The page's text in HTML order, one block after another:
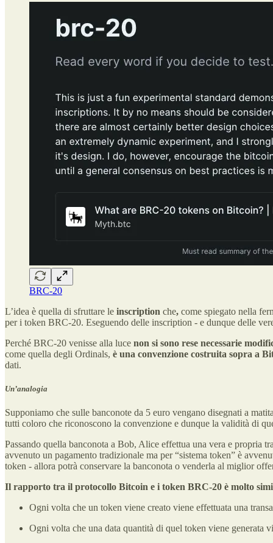
BRC-20
L’idea è quella di sfruttare le inscription che, come spiegato nella
per i token BRC-20. Eseguendo delle inscription - e dunque delle
Perché BRC-20 venisse alla luce non si sono rese necessarie
come quella degli Ordinals, è una convenzione costruita sopra a
dati.
Un’analogia
Supponiamo che sulle banconote da 5 euro vengano disegnati a
tutti coloro che riconoscono la convenzione e dunque la validità di
Passando quella banconota a Bob, Alice effettua una vera e propria
avvenuto un pagamento tradizionale ma per “sistema token” è
token - allora potrà conservare la banconota o venderla al miglior
Il rapporto tra il protocollo Bitcoin e i token BRC-20 è molto
Ogni volta che un token viene creato viene effettuata una
Ogni volta che una data quantità di quel token viene generata